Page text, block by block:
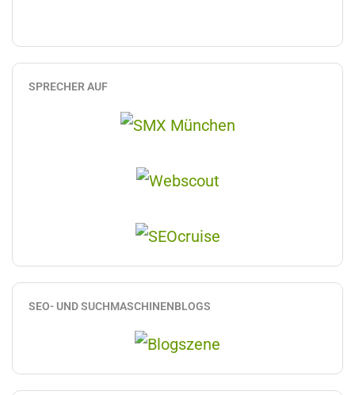
SPRECHER AUF
SEO- UND SUCHMASCHINENBLOGS